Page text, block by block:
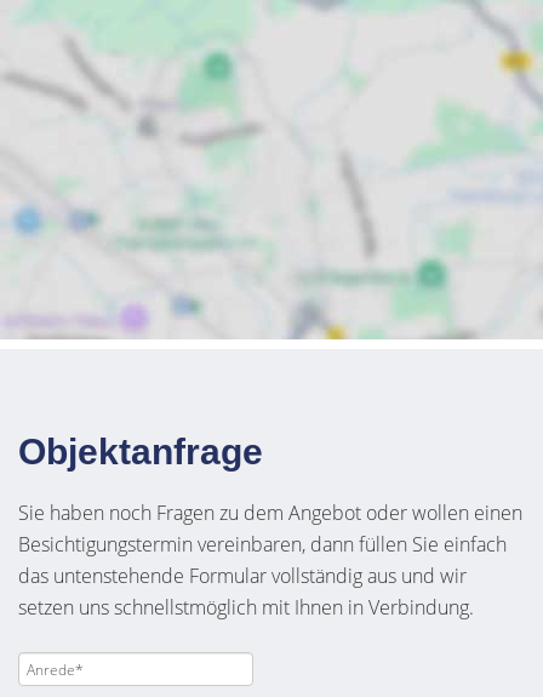
Objektanfrage
Sie haben noch Fragen zu dem Angebot oder wollen einen
Besichtigungstermin vereinbaren, dann füllen Sie einfach
das untenstehende Formular vollständig aus und wir
setzen uns schnellstmöglich mit Ihnen in Verbindung.